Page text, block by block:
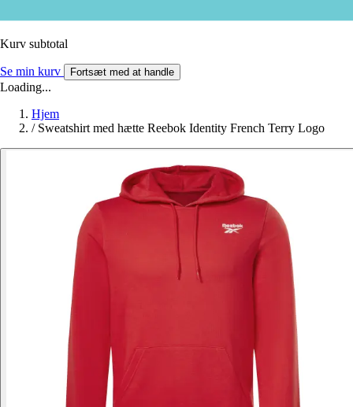
Kurv subtotal
Se min kurv Fortsæt med at handle
Loading...
Hjem
/ Sweatshirt med hætte Reebok Identity French Terry Logo